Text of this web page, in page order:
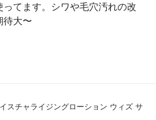
てます。シワや毛穴汚れの改
待大〜
スチャライジングローション ウィズ サ